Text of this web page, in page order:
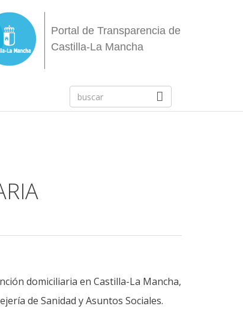
Portal de Transparencia de
Castilla-La Mancha
domiciliaria en Castilla-La Mancha,
de Sanidad y Asuntos Sociales.